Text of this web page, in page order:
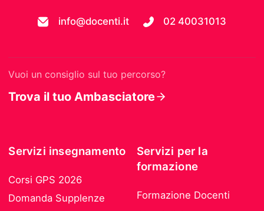
info@docenti.it 02 40031013
Vuoi un consiglio sul tuo percorso?
Trova il tuo Ambasciatore
Servizi insegnamento
Corsi GPS 2026
Domanda Supplenze
Servizi per la
formazione
Formazione Docenti